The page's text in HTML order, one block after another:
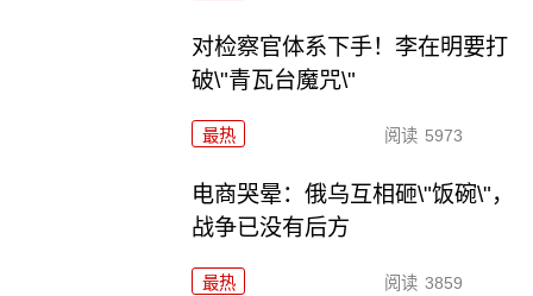
对检察官体系下手！李在明要打
破\"青瓦台魔咒\"
最热 阅读 5973
电商哭晕：俄乌互相砸\"饭碗\"，
战争已没有后方
最热 阅读 3859